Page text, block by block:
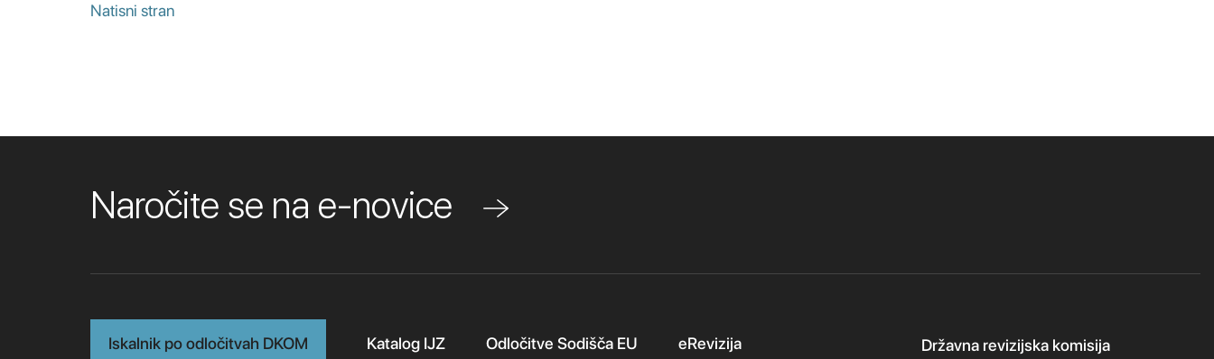
Natisni stran
Naročite se na e-novice
Iskalnik po odločitvah DKOM Katalog IJZ Odločitve Sodišča EU eRevizija Državna revizijska komisija